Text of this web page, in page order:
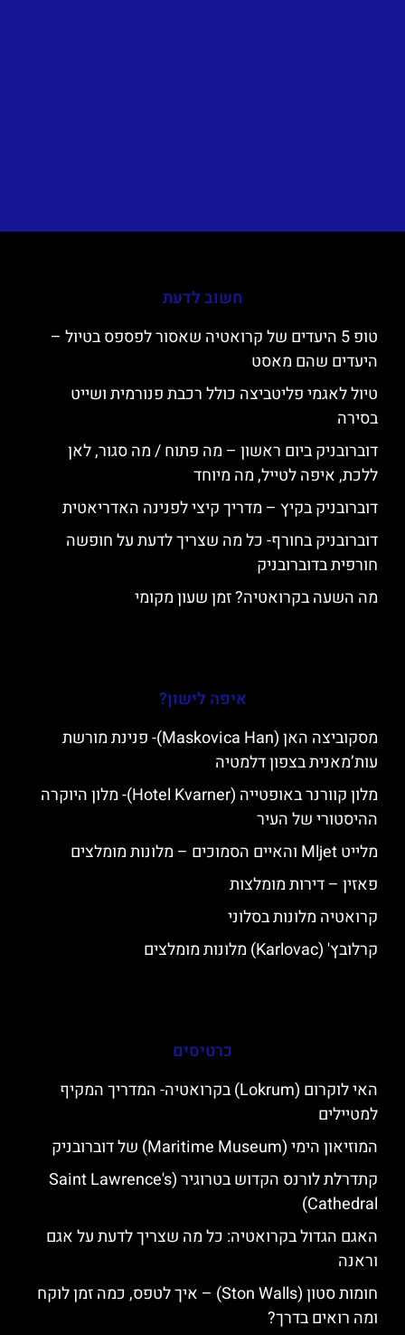
חשוב לדעת
טופ 5 היעדים של קרואטיה שאסור לפספס בטיול –
היעדים שהם מאסט
טיול לאגמי פליטביצה כולל רכבת פנורמית ושייט
בסירה
דוברובניק ביום ראשון – מה פתוח / מה סגור, לאן
ללכת, איפה לטייל, מה מיוחד
דוברובניק בקיץ – מדריך קיצי לפנינה האדריאטית
דוברובניק בחורף- כל מה שצריך לדעת על חופשה
חורפית בדוברובניק
מה השעה בקרואטיה? זמן שעון מקומי
איפה לישון?
מסקוביצה האן (Maskovica Han)- פנינת מורשת
עות’מאנית בצפון דלמטיה
מלון קוורנר באופטייה (Hotel Kvarner)- מלון היוקרה
ההיסטורי של העיר
מלייט Mljet והאיים הסמוכים – מלונות מומלצים
פאזין – דירות מומלצות
קרואטיה מלונות בסלוני
קרלובץ' (Karlovac) מלונות מומלצים
כרטיסים
האי לוקרום (Lokrum) בקרואטיה- המדריך המקיף
למטיילים
המוזיאון הימי (Maritime Museum) של דוברובניק
קתדרלת לורנס הקדוש בטרוגיר (Saint Lawrence's
Cathedral)
האגם הגדול בקרואטיה: כל מה שצריך לדעת על אגם
וראנה
חומות סטון (Ston Walls) – איך לטפס, כמה זמן לוקח
ומה רואים בדרך?